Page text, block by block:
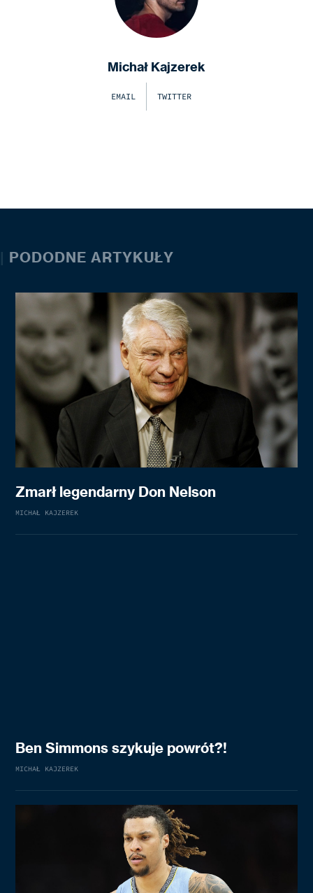
Michał Kajzerek
EMAIL TWITTER
| PODODNE ARTYKUŁY
Zmarł legendarny Don Nelson
MICHAŁ KAJZEREK
Ben Simmons szykuje powrót?!
MICHAŁ KAJZEREK